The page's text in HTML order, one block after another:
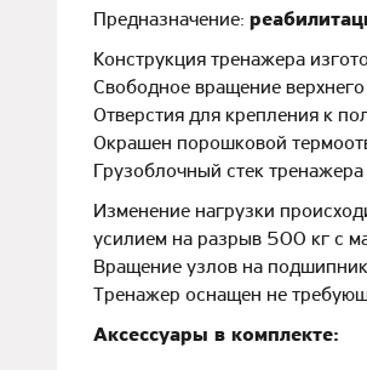
Предназначение:
Конструкция тренажера
Свободное вращение
Отверстия для крепления к
Окрашен порошковой
Грузоблочный стек
Изменение нагрузки
усилием на разрыв 500 кг с
Вращение узлов на
Тренажер оснащен не
Аксессуары в комплекте: